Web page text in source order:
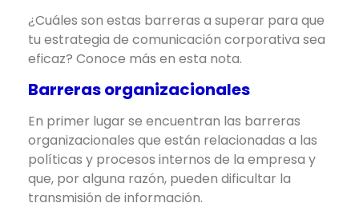
¿Cuáles son estas barreras a superar para que
tu estrategia de comunicación corporativa sea
eficaz? Conoce más en esta nota.
Barreras organizacionales
En primer lugar se encuentran las barreras
organizacionales que están relacionadas a las
políticas y procesos internos de la empresa y
que, por alguna razón, pueden dificultar la
transmisión de información.